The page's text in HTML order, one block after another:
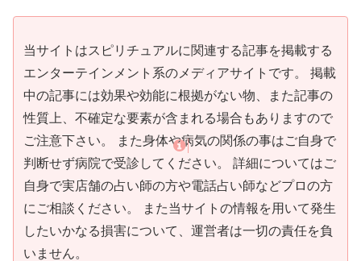
当サイトはスピリチュアルに関連する記事を掲載する
エンターテインメント系のメディアサイトです。 掲載
中の記事には効果や効能に根拠がない物、また記事の
性質上、不確定な要素が含まれる場合もありますので
ご注意下さい。 また身体や病気の関係の事はご自身で
判断せず病院で受診してください。 詳細についてはご
自身で実店舗の占い師の方や電話占い師などプロの方
にご相談ください。 また当サイトの情報を用いて発生
したいかなる損害について、運営者は一切の責任を負
いません。